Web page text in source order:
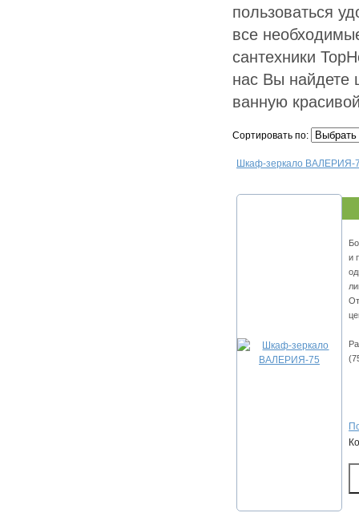
пользоваться
все
сантехники
нас Вы найдете
ванную
Сортировать по:
Шкаф-зеркало ВАЛЕРИЯ-
и